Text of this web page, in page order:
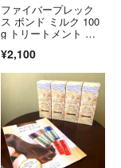
ファイバープレック
ス ボンド ミルク 100
g トリートメント 新
¥2,100